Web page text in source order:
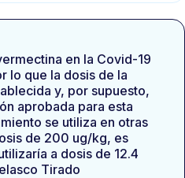
en la Covid-19
lo que la dosis de la
y, por supuesto,
aprobada para esta
se utiliza en otras
de 200 ug/kg, es
a dosis de 12.4
Tirado